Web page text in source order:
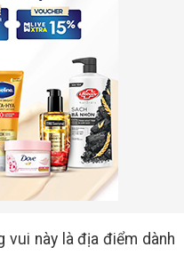
vui này là địa điểm dành